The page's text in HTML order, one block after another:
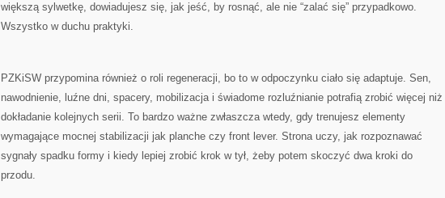
większą sylwetkę, dowiadujesz się, jak jeść, by rosnąć, ale nie “zalać się” przypadkowo.
Wszystko w duchu praktyki.
PZKiSW przypomina również o roli regeneracji, bo to w odpoczynku ciało się adaptuje. Sen,
nawodnienie, luźne dni, spacery, mobilizacja i świadome rozluźnianie potrafią zrobić więcej niż
dokładanie kolejnych serii. To bardzo ważne zwłaszcza wtedy, gdy trenujesz elementy
wymagające mocnej stabilizacji jak planche czy front lever. Strona uczy, jak rozpoznawać
sygnały spadku formy i kiedy lepiej zrobić krok w tył, żeby potem skoczyć dwa kroki do
przodu.